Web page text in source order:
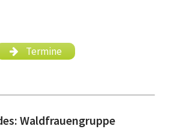
Termine
Waldfrauengruppe